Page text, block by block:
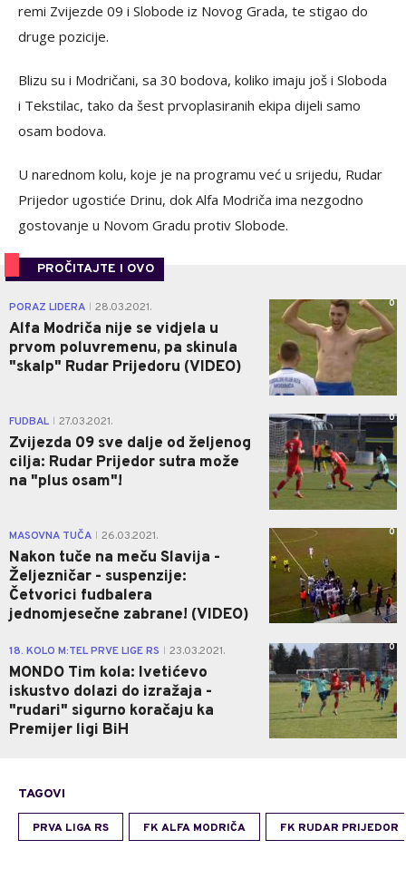
remi Zvijezde 09 i Slobode iz Novog Grada, te stigao do
druge pozicije.
Blizu su i Modričani, sa 30 bodova, koliko imaju još i Sloboda
i Tekstilac, tako da šest prvoplasiranih ekipa dijeli samo
osam bodova.
U narednom kolu, koje je na programu već u srijedu, Rudar
Prijedor ugostiće Drinu, dok Alfa Modriča ima nezgodno
gostovanje u Novom Gradu protiv Slobode.
PROČITAJTE I OVO
PORAZ LIDERA 28.03.2021.
Alfa Modriča nije se vidjela u
prvom poluvremenu, pa skinula
"skalp" Rudar Prijedoru (VIDEO)
0
FUDBAL 27.03.2021.
Zvijezda 09 sve dalje od željenog
cilja: Rudar Prijedor sutra može
na "plus osam"!
0
MASOVNA TUČA 26.03.2021.
Nakon tuče na meču Slavija -
Željezničar - suspenzije:
Četvorici fudbalera
jednomjesečne zabrane! (VIDEO)
0
18. KOLO M:TEL PRVE LIGE RS 23.03.2021.
MONDO Tim kola: Ivetićevo
iskustvo dolazi do izražaja -
"rudari" sigurno koračaju ka
Premijer ligi BiH
0
TAGOVI
PRVA LIGA RS FK ALFA MODRIČA FK RUDAR PRIJEDOR